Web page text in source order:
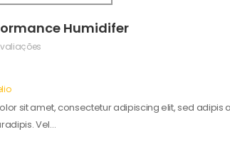
Humidifer
sit amet, consectetur adipiscing elit, sed adipis
Vel…